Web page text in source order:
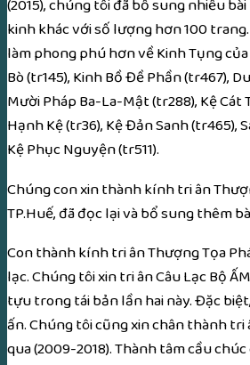
(2015),chúng tôiđã bổ sung nhiều
kinhkhác với số lượng hơn 100
làmphong phúhơn về Kinh Tụng
Bò(tr145), KinhBồ Đề Phần(tr467),
Mười Pháp Ba-La-Mật (tr288), KệCát
HạnhKệ (tr36), Kệ Đản Sanh (tr465),
KệPhục Nguyện(tr511).
Chúng con xinthành kínhtri ân
TP.Huế, đã đọc lại và bổ sung thêm
Conthành kínhtri ânThượng Tọa
lạc.Chúng tôixintri ânCâu Lạc Bộ
tựutrong tái bản lần hai này.Đặc biệt,
ấn.Chúng tôicũng xinchân thànhtri
qua (2009-2018).Thành tâmcầu chúc